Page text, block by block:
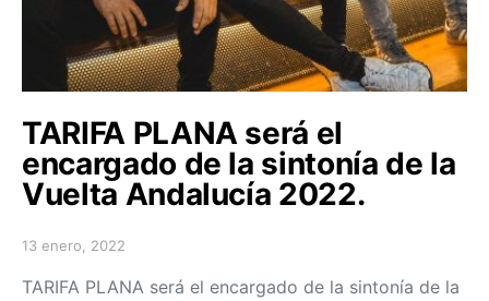
TARIFA PLANA será el
encargado de la sintonía de la
Vuelta Andalucía 2022.
Posted on
13 enero, 2022
TARIFA PLANA será el encargado de la sintonía de la